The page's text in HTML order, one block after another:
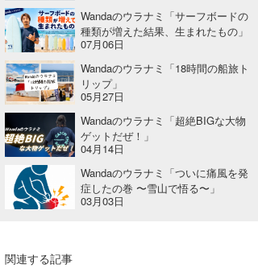
Wandaのウラナミ「サーフボードの
種類が増えた結果、生まれたもの」
07月06日
Wandaのウラナミ「18時間の船旅ト
リップ」
05月27日
Wandaのウラナミ「超絶BIGな大物
ゲットだぜ！」
04月14日
Wandaのウラナミ「ついに痛風を発
症したの巻 〜雪山で悟る〜」
03月03日
関連する記事